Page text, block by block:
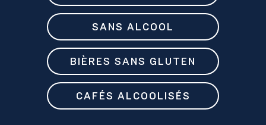
SANS ALCOOL
BIÈRES SANS GLUTEN
CAFÉS ALCOOLISÉS